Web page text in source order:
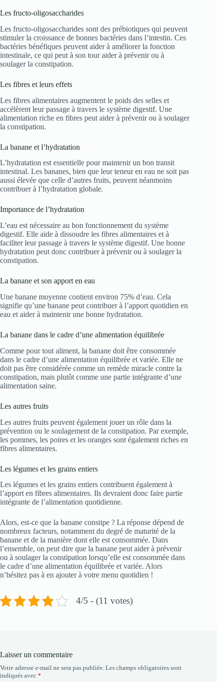
Les fructo-oligosaccharides
Les fructo-oligosaccharides sont des prébiotiques qui peuvent
stimuler la croissance de bonnes bactéries dans l’intestin. Ces
bactéries bénéfiques peuvent aider à améliorer la fonction
intestinale, ce qui peut à son tour aider à prévenir ou à
soulager la constipation.
Les fibres et leurs effets
Les fibres alimentaires augmentent le poids des selles et
accélèrent leur passage à travers le système digestif. Une
alimentation riche en fibres peut aider à prévenir ou à soulager
la constipation.
La banane et l’hydratation
L’hydratation est essentielle pour maintenir un bon transit
intestinal. Les bananes, bien que leur teneur en eau ne soit pas
aussi élevée que celle d’autres fruits, peuvent néanmoins
contribuer à l’hydratation globale.
Importance de l’hydratation
L’eau est nécessaire au bon fonctionnement du système
digestif. Elle aide à dissoudre les fibres alimentaires et à
faciliter leur passage à travers le système digestif. Une bonne
hydratation peut donc contribuer à prévenir ou à soulager la
constipation.
La banane et son apport en eau
Une banane moyenne contient environ 75% d’eau. Cela
signifie qu’une banane peut contribuer à l’apport quotidien en
eau et aider à maintenir une bonne hydratation.
La banane dans le cadre d’une alimentation équilibrée
Comme pour tout aliment, la banane doit être consommée
dans le cadre d’une alimentation équilibrée et variée. Elle ne
doit pas être considérée comme un remède miracle contre la
constipation, mais plutôt comme une partie intégrante d’une
alimentation saine.
Les autres fruits
Les autres fruits peuvent également jouer un rôle dans la
prévention ou le soulagement de la constipation. Par exemple,
les pommes, les poires et les oranges sont également riches en
fibres alimentaires.
Les légumes et les grains entiers
Les légumes et les grains entiers contribuent également à
l’apport en fibres alimentaires. Ils devraient donc faire partie
intégrante de l’alimentation quotidienne.
Alors, est-ce que la banane constipe ? La réponse dépend de
nombreux facteurs, notamment du degré de maturité de la
banane et de la manière dont elle est consommée. Dans
l’ensemble, on peut dire que la banane peut aider à prévenir
ou à soulager la constipation lorsqu’elle est consommée dans
le cadre d’une alimentation équilibrée et variée. Alors
n’hésitez pas à en ajouter à votre menu quotidien !
4/5 - (11 votes)
Laisser un commentaire
Votre adresse e-mail ne sera pas publiée. Les champs obligatoires sont
indiqués avec *